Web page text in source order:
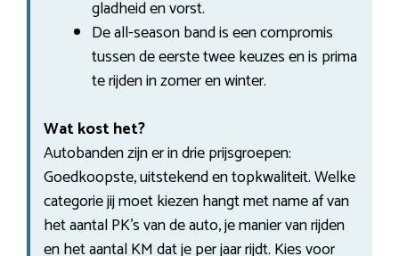
gladheid en vorst.
De all-season band is een compromis
tussen de eerste twee keuzes en is prima
te rijden in zomer en winter.
Wat kost het?
Autobanden zijn er in drie prijsgroepen:
Goedkoopste, uitstekend en topkwaliteit. Welke
categorie jij moet kiezen hangt met name af van
het aantal PK’s van de auto, je manier van rijden
en het aantal KM dat je per jaar rijdt. Kies voor